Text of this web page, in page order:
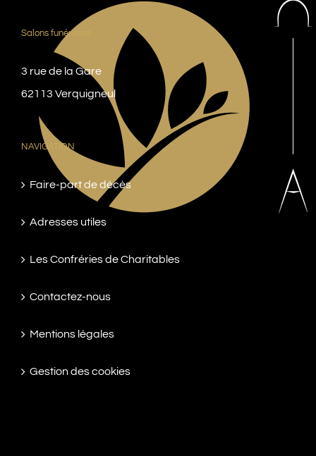
Salons funéraires
3 rue de la Gare
62113 Verquigneul
NAVIGATION
Faire-part de décès
Adresses utiles
Les Confréries de Charitables
Contactez-nous
Mentions légales
Gestion des cookies